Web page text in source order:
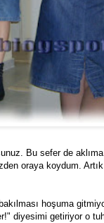
Bu sefer de
oraya koydum.
hoşuma
diyesimi getiriyor o